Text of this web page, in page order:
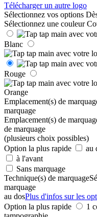
Télécharger un autre logo
Sélectionnez vos options
Sélectionnez une couleur
Blanc
Rouge
Orange
Emplacement(s) de
marquage
Emplacement(s) de
de marquage
(plusieurs choix possibles)
Option la plus rapide
au
à l'avant
Sans marquage
Technique(s) de marquage
marquage
au dosPlus d'infos sur les
Option la plus rapide
1